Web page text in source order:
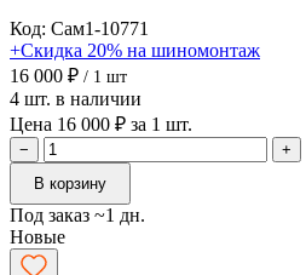
Код: Сам1-10771
+Скидка 20% на шиномонтаж
16 000 ₽ / 1 шт
4 шт. в наличии
Цена 16 000 ₽ за 1 шт.
−
+
В корзину
Под заказ ~1 дн.
Новые